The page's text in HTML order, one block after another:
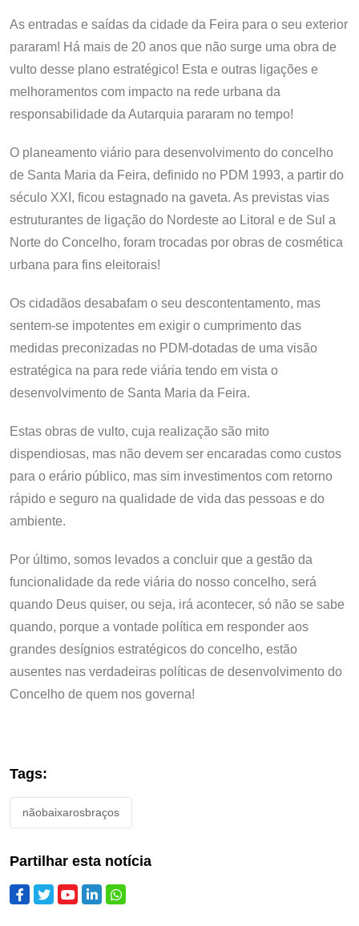
As entradas e saídas da cidade da Feira para o seu exterior
pararam! Há mais de 20 anos que não surge uma obra de
vulto desse plano estratégico! Esta e outras ligações e
melhoramentos com impacto na rede urbana da
responsabilidade da Autarquia pararam no tempo!
O planeamento viário para desenvolvimento do concelho
de Santa Maria da Feira, definido no PDM 1993, a partir do
século XXI, ficou estagnado na gaveta. As previstas vias
estruturantes de ligação do Nordeste ao Litoral e de Sul a
Norte do Concelho, foram trocadas por obras de cosmética
urbana para fins eleitorais!
Os cidadãos desabafam o seu descontentamento, mas
sentem-se impotentes em exigir o cumprimento das
medidas preconizadas no PDM-dotadas de uma visão
estratégica na para rede viária tendo em vista o
desenvolvimento de Santa Maria da Feira.
Estas obras de vulto, cuja realização são mito
dispendiosas, mas não devem ser encaradas como custos
para o erário público, mas sim investimentos com retorno
rápido e seguro na qualidade de vida das pessoas e do
ambiente.
Por último, somos levados a concluir que a gestão da
funcionalidade da rede viária do nosso concelho, será
quando Deus quiser, ou seja, irá acontecer, só não se sabe
quando, porque a vontade política em responder aos
grandes desígnios estratégicos do concelho, estão
ausentes nas verdadeiras políticas de desenvolvimento do
Concelho de quem nos governa!
Tags:
nãobaixarosbraços
Partilhar esta notícia